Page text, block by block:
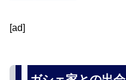
[ad]